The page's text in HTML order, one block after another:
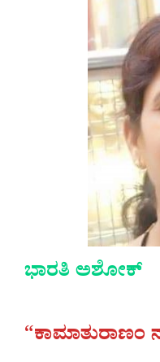
ಭಾರತಿ ಅಶೋಕ್